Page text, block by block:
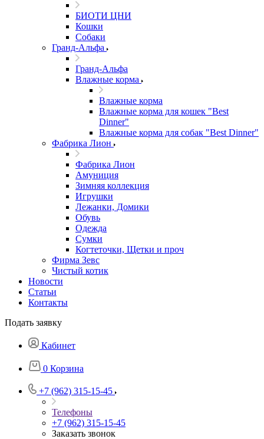
БИОТИ ЦНИ
Кошки
Собаки
Гранд-Альфа
Гранд-Альфа
Влажные корма
Влажные корма
Влажные корма для кошек "Best
Dinner"
Влажные корма для собак "Best Dinner"
Фабрика Лион
Фабрика Лион
Амуниция
Зимняя коллекция
Игрушки
Лежанки, Домики
Обувь
Одежда
Сумки
Когтеточки, Щетки и проч
Фирма Зевс
Чистый котик
Новости
Статьи
Контакты
Подать заявку
Кабинет
0 Корзина
+7 (962) 315-15-45
Телефоны
+7 (962) 315-15-45
Заказать звонок